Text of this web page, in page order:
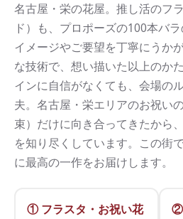
名古屋・栄の花屋。推し活のフ
ド）も、プロポーズの100本バ
イメージやご要望を丁寧にうか
な技術で、想い描いた以上のか
インに自信がなくても、会場の
夫。名古屋・栄エリアのお祝い
束）だけに向き合ってきたから
を知り尽くしています。この街
に最高の一作をお届けします。
① フラスタ・お祝い花
②